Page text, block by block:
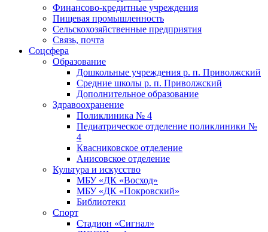
Финансово-кредитные учреждения
Пищевая промышленность
Сельскохозяйственные предприятия
Связь, почта
Соцсфера
Образование
Дошкольные учреждения р. п. Приволжский
Средние школы р. п. Приволжский
Дополнительное образование
Здравоохранение
Поликлиника № 4
Педиатрическое отделение поликлиники №
4
Квасниковское отделение
Анисовское отделение
Культура и искусство
МБУ «ДК «Восход»
МБУ «ДК «Покровский»
Библиотеки
Спорт
Стадион «Сигнал»